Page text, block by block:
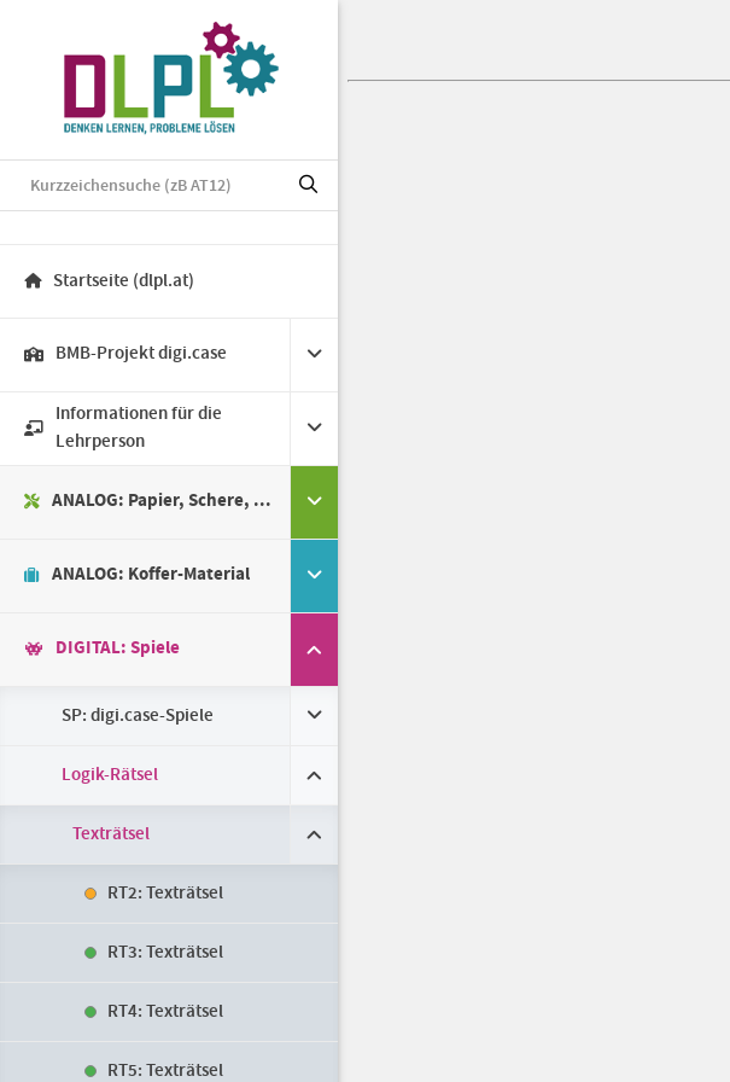
Startseite (dlpl.at)
BMB-Projekt digi.case
Informationen für die
Lehrperson
ANALOG: Papier, Schere, ...
ANALOG: Koffer-Material
DIGITAL: Spiele
SP: digi.case-Spiele
Logik-Rätsel
Texträtsel
RT2: Texträtsel
RT3: Texträtsel
RT4: Texträtsel
RT5: Texträtsel